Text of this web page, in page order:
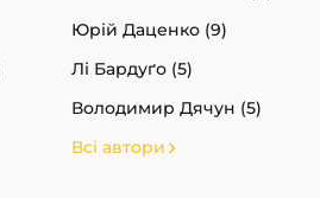
Юрій Даценко (9)
Лі Бардуґо (5)
Володимир Дячун (5)
Всі автори